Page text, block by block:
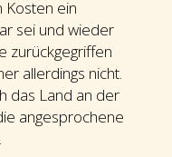
Kosten ein
sei und wieder
zurückgegriffen
allerdings nicht.
das Land an der
angesprochene